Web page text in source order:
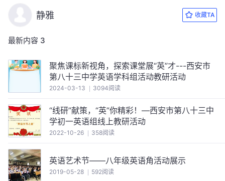
静雅 收藏TA
最新内容 3
聚焦课标新视角，探索课堂展“英”才---西安市
第八十三中学英语学科组活动教研活动
2024-03-13 3094阅读
“线研”献策，“英”你精彩！—西安市第八十三中
学初一英语组线上教研活动
2022-10-26 358阅读
英语艺术节——八年级英语角活动展示
2019-05-28 592阅读